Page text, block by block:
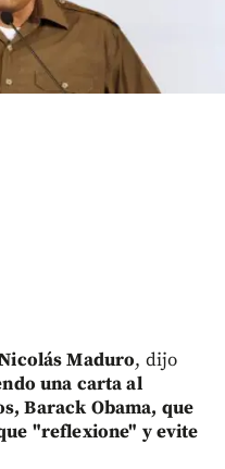
Maduro, dijo
una carta al
Barack Obama, que
"reflexione" y evite